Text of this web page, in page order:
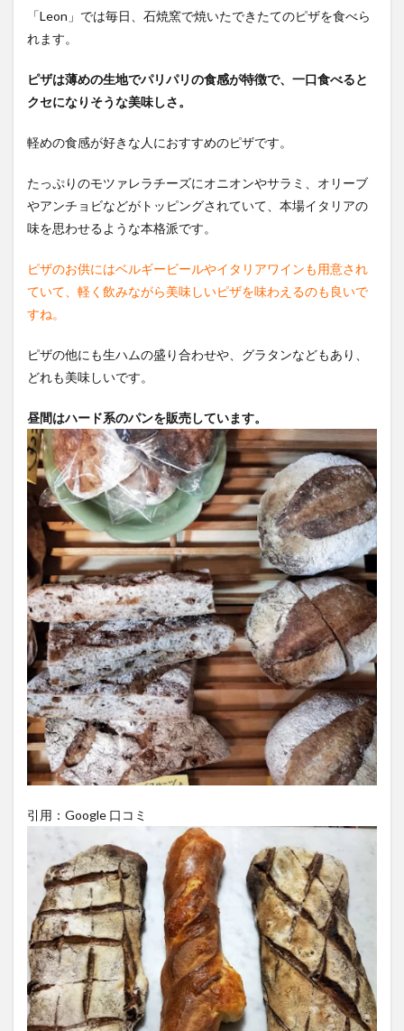
「Leon」では毎日、石焼窯で焼いたできたてのピザを食べら
れます。
ピザは薄めの生地でパリパリの食感が特徴で、一口食べると
クセになりそうな美味しさ。
軽めの食感が好きな人におすすめのピザです。
たっぷりのモツァレラチーズにオニオンやサラミ、オリーブ
やアンチョビなどがトッピングされていて、本場イタリアの
味を思わせるような本格派です。
ピザのお供にはベルギービールやイタリアワインも用意され
ていて、軽く飲みながら美味しいピザを味わえるのも良いで
すね。
ピザの他にも生ハムの盛り合わせや、グラタンなどもあり、
どれも美味しいです。
昼間はハード系のパンを販売しています。
引用：Google 口コミ